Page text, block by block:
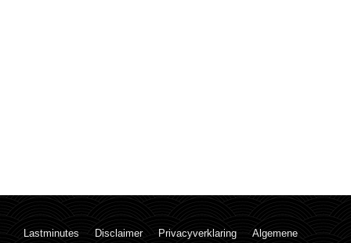
Lastminutes Disclaimer Privacyverklaring
Algemene